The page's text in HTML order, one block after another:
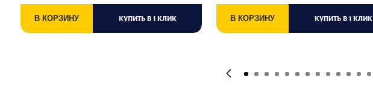
В КОРЗИНУ КУПИТЬ В 1 КЛИК В КОРЗИНУ КУПИТЬ В 1 КЛИК